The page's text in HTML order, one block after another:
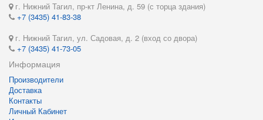
г. Нижний Тагил, пр-кт Ленина, д. 59 (с торца здания)
+7 (3435) 41-83-38
г. Нижний Тагил, ул. Садовая, д. 2 (вход со двора)
+7 (3435) 41-73-05
Информация
Производители
Доставка
Контакты
Личный Кабинет